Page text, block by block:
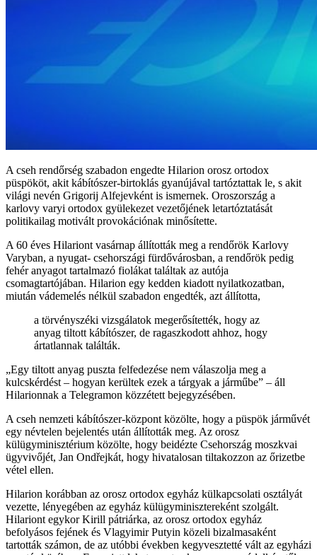
A cseh rendőrség szabadon engedte Hilarion orosz ortodox
püspököt, akit kábítószer-birtoklás gyanújával tartóztattak le, s akit
világi nevén Grigorij Alfejevként is ismernek. Oroszország a
karlovy varyi ortodox gyülekezet vezetőjének letartóztatását
politikailag motivált provokációnak minősítette.
A 60 éves Hilariont vasárnap állították meg a rendőrök Karlovy
Varyban, a nyugat- csehországi fürdővárosban, a rendőrök pedig
fehér anyagot tartalmazó fiolákat találtak az autója
csomagtartójában. Hilarion egy kedden kiadott nyilatkozatban,
miután vádemelés nélkül szabadon engedték, azt állította,
a törvényszéki vizsgálatok megerősítették, hogy az
anyag tiltott kábítószer, de ragaszkodott ahhoz, hogy
ártatlannak találták.
„Egy tiltott anyag puszta felfedezése nem válaszolja meg a
kulcskérdést – hogyan kerültek ezek a tárgyak a járműbe” – áll
Hilarionnak a Telegramon közzétett bejegyzésében.
A cseh nemzeti kábítószer-központ közölte, hogy a püspök járművét
egy névtelen bejelentés után állították meg. Az orosz
külügyminisztérium közölte, hogy beidézte Csehország moszkvai
ügyvivőjét, Jan Ondřejkát, hogy hivatalosan tiltakozzon az őrizetbe
vétel ellen.
Hilarion korábban az orosz ortodox egyház külkapcsolati osztályát
vezette, lényegében az egyház külügyminisztereként szolgált.
Hilariont egykor Kirill pátriárka, az orosz ortodox egyház
befolyásos fejének és Vlagyimir Putyin közeli bizalmasaként
tartották számon, de az utóbbi években kegyvesztetté vált az egyházi